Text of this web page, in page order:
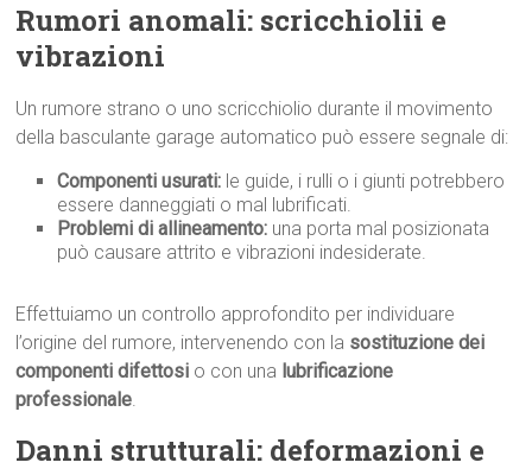
Rumori anomali: scricchiolii e
vibrazioni
Un rumore strano o uno scricchiolio durante il movimento
della basculante garage automatico può essere segnale di:
Componenti usurati: le guide, i rulli o i giunti potrebbero
essere danneggiati o mal lubrificati.
Problemi di allineamento: una porta mal posizionata
può causare attrito e vibrazioni indesiderate.
Effettuiamo un controllo approfondito per individuare
l’origine del rumore, intervenendo con la sostituzione dei
componenti difettosi o con una lubrificazione
professionale.
Danni strutturali: deformazioni e